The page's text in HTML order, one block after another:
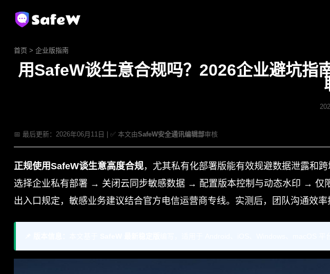
首页 > 企业版指南
用SafeW谈生意合规吗？2026企业避坑指
📅 最后更新：2026年06月11日 | ✅ 本文由SafeW安全通讯编辑部审核
正规使用SafeW谈生意高度合规，尤其私有化部署版能有效规避数据泄露和
选择企业私有部署 → 关闭云同步敏感数据 → 配置版本控制与动态水印 → 仅
出入口规定，敏感业务建议结合官方电信运营商专线。实测后，团队沟通效率